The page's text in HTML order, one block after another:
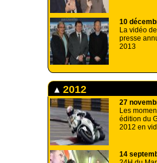
10
La vidéo
presse
2013
2012
27
Les
édition du
2012 en
14